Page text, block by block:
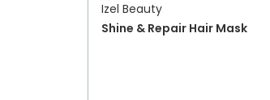
Izel Beauty
Shine & Repair Hair Mask